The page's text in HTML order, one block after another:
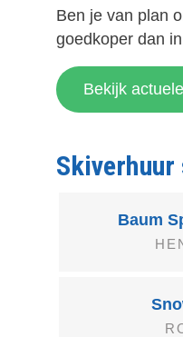
Ben je van plan
goedkoper dan
Bekijk
Skiverhuur
Baum